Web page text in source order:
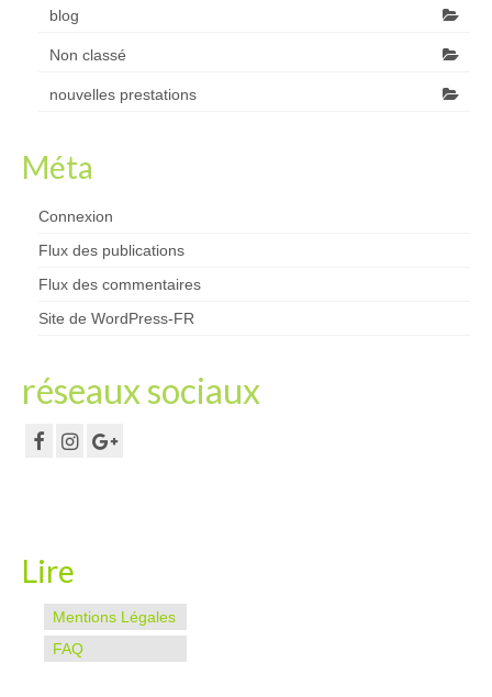
blog
Non classé
nouvelles prestations
Méta
Connexion
Flux des publications
Flux des commentaires
Site de WordPress-FR
réseaux sociaux
Lire
Mentions Légales
FAQ